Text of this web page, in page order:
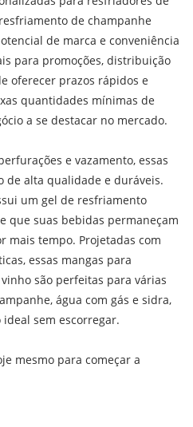
de champanhe
de marca e conveniência
para promoções, distribuição
oferecer prazos rápidos e
quantidades mínimas de
a se destacar no mercado.
e vazamento, essas
de alta qualidade e duráveis.
um gel de resfriamento
que suas bebidas permaneçam
mais tempo. Projetadas com
essas mangas para
são perfeitas para várias
água com gás e sidra,
sem escorregar.
mesmo para começar a